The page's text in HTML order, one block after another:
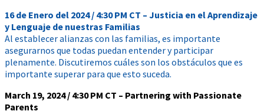
16 de Enero del 2024 / 4:30 PM CT – Justicia en el Aprendizaje
y Lenguaje de nuestras Familias
Al establecer alianzas con las familias, es importante
asegurarnos que todas puedan entender y participar
plenamente. Discutiremos cuáles son los obstáculos que es
importante superar para que esto suceda.
March 19, 2024 / 4:30 PM CT – Partnering with Passionate
Parents